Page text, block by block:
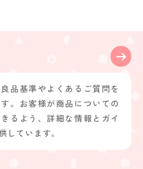
品基準やよくあるご質問を
。お客様が商品についての
るよう、詳細な情報とガイ
しています。